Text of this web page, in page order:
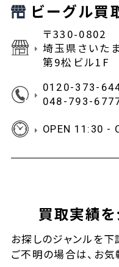
ビーグル買
〒330-0802
埼玉県さいた
第9松ビル1F
0120-373-
048-793-
OPEN 11:30 -
買取実績
お探しのジャンルを下
ご不明の場合は、お気